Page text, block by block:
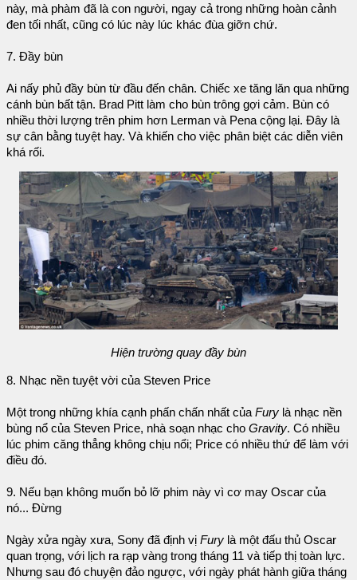
này, mà phàm đã là con người, ngay cả trong những hoàn cảnh
đen tối nhất, cũng có lúc này lúc khác đùa giỡn chứ.
7. Đầy bùn
Ai nấy phủ đầy bùn từ đầu đến chân. Chiếc xe tăng lăn qua những
cánh bùn bất tận. Brad Pitt làm cho bùn trông gợi cảm. Bùn có
nhiều thời lượng trên phim hơn Lerman và Pena cộng lại. Đây là
sự cân bằng tuyệt hay. Và khiến cho việc phân biệt các diễn viên
khá rối.
Hiện trường quay đầy bùn
8. Nhạc nền tuyệt vời của Steven Price
Một trong những khía cạnh phấn chấn nhất của Fury là nhạc nền
bùng nổ của Steven Price, nhà soạn nhạc cho Gravity. Có nhiều
lúc phim căng thẳng không chịu nổi; Price có nhiều thứ để làm với
điều đó.
9. Nếu bạn không muốn bỏ lỡ phim này vì cơ may Oscar của
nó... Đừng
Ngày xửa ngày xưa, Sony đã định vị Fury là một đấu thủ Oscar
quan trọng, với lịch ra rạp vàng trong tháng 11 và tiếp thị toàn lực.
Nhưng sau đó chuyện đảo ngược, với ngày phát hành giữa tháng